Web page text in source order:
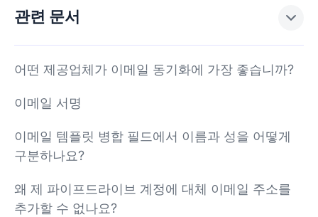
관련 문서
어떤 제공업체가 이메일 동기화에 가장 좋습니까?
이메일 서명
이메일 템플릿 병합 필드에서 이름과 성을 어떻게
구분하나요?
왜 제 파이프드라이브 계정에 대체 이메일 주소를
추가할 수 없나요?